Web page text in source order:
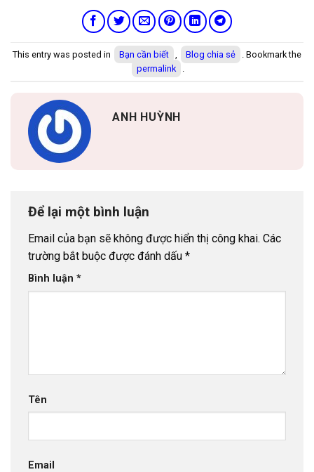
This entry was posted in Bạn cần biết Blog chia sẻ
. Bookmark the
permalink
ANH HUỲNH
Để lại một bình luận
Email của bạn sẽ không được hiển thị công khai. Các
trường bắt buộc được đánh dấu *
Bình luận *
Tên
Email